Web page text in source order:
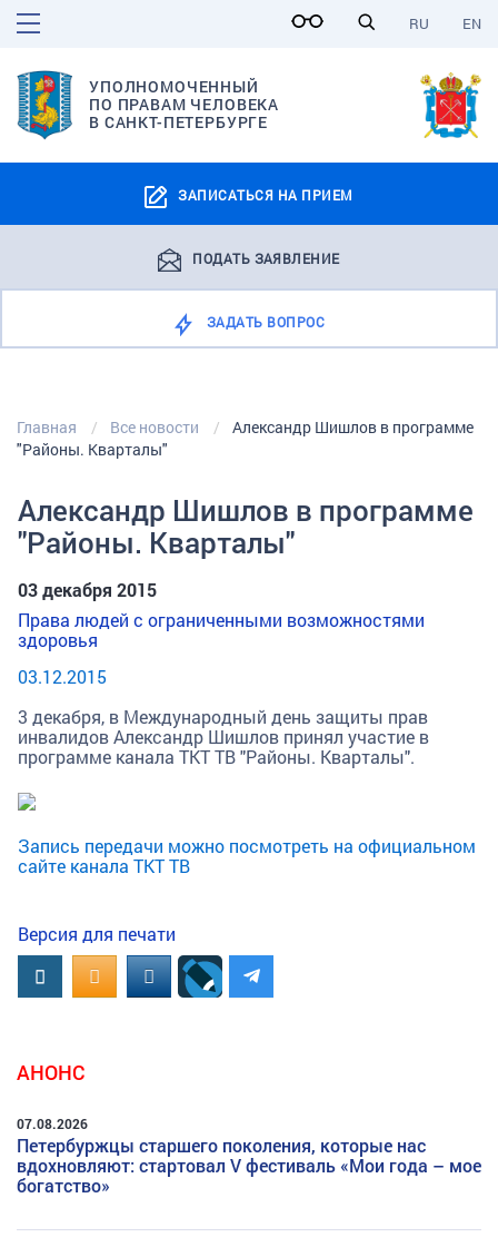
EN
RU
УПОЛНОМОЧЕННЫЙ
ПО ПРАВАМ ЧЕЛОВЕКА
В САНКТ-ПЕТЕРБУРГЕ
ЗАПИСАТЬСЯ НА ПРИЕМ
ПОДАТЬ ЗАЯВЛЕНИЕ
ЗАДАТЬ ВОПРОС
Главная Все новости
Александр Шишлов в программе
"Районы. Кварталы"
Александр Шишлов в программе
"Районы. Кварталы"
03 декабря 2015
Права людей с ограниченными возможностями
здоровья
03.12.2015
3 декабря, в Международный день защиты прав
инвалидов Александр Шишлов принял участие в
программе канала ТКТ ТВ "Районы. Кварталы".
Запись передачи можно посмотреть на официальном
сайте канала ТКТ ТВ
Версия для печати
ВконтактеOK.RUMAIL.RU
АНОНС
07.08.2026
Петербуржцы старшего поколения, которые нас
вдохновляют: стартовал V фестиваль «Мои года – мое
богатство»